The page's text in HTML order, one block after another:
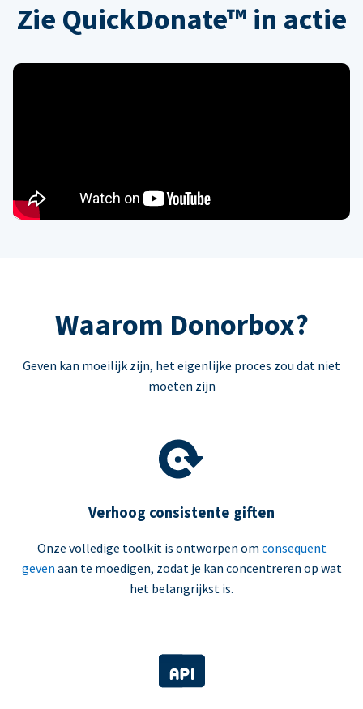
Zie QuickDonate™ in actie
Waarom Donorbox?
Geven kan moeilijk zijn, het eigenlijke proces zou dat niet
moeten zijn
Verhoog consistente giften
Onze volledige toolkit is ontworpen om consequent
geven aan te moedigen, zodat je kan concentreren op wat
het belangrijkst is.